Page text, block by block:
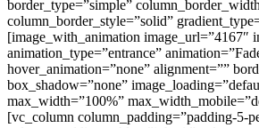
border_type=”simple”
column_border_style=”solid”
[image_with_animation image_url=”4167″
animation_type=”entrance”
hover_animation=”none” alignment=””
box_shadow=”none”
max_width=”100%”
[vc_column column_padding=”padding-5-